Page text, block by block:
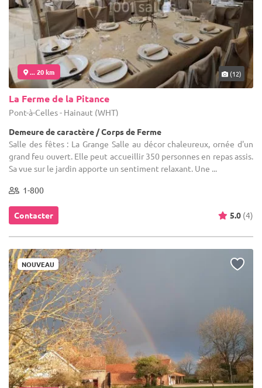
... 20 km (12)
La Ferme de la Pitance
Pont-à-Celles - Hainaut (WHT)
Demeure de caractère / Corps de Ferme
Salle des fêtes : La Grange Salle au décor chaleureux, ornée d'un
grand feu ouvert. Elle peut accueillir 350 personnes en repas assis.
Sa vue sur le jardin apporte un sentiment relaxant. Une ...
1-800
Contacter 5.0 (4)
NOUVEAU